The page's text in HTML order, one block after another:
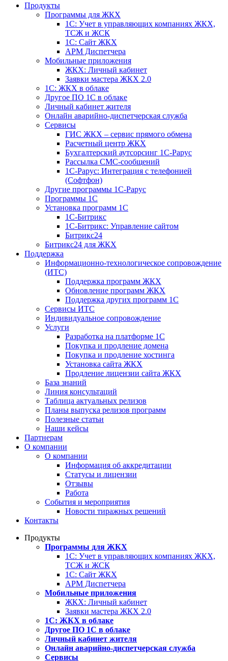
Продукты
Программы для ЖКХ
1С: Учет в управляющих компаниях ЖКХ,
ТСЖ и ЖСК
1С: Сайт ЖКХ
АРМ Диспетчера
Мобильные приложения
ЖКХ: Личный кабинет
Заявки мастера ЖКХ 2.0
1С: ЖКХ в облаке
Другое ПО 1С в облаке
Личный кабинет жителя
Онлайн аварийно-диспетчерская служба
Сервисы
ГИС ЖКХ – сервис прямого обмена
Расчетный центр ЖКХ
Бухгалтерский аутсорсинг 1С-Рарус
Рассылка СМС-сообщений
1С-Рарус: Интеграция с телефонией
(Софтфон)
Другие программы 1С-Рарус
Программы 1С
Установка программ 1С
1С-Битрикс
1С-Битрикс: Управление сайтом
Битрикс24
Битрикс24 для ЖКХ
Поддержка
Информационно-технологическое сопровождение
(ИТС)
Поддержка программ ЖКХ
Обновление программ ЖКХ
Поддержка других программ 1С
Сервисы ИТС
Индивидуальное сопровождение
Услуги
Разработка на платформе 1С
Покупка и продление домена
Покупка и продление хостинга
Установка сайта ЖКХ
Продление лицензии сайта ЖКХ
База знаний
Линия консультаций
Таблица актуальных релизов
Планы выпуска релизов программ
Полезные статьи
Наши кейсы
Партнерам
О компании
О компании
Информация об аккредитации
Статусы и лицензии
Отзывы
Работа
События и мероприятия
Новости тиражных решений
Контакты
Продукты
Программы для ЖКХ
1С: Учет в управляющих компаниях ЖКХ,
ТСЖ и ЖСК
1С: Сайт ЖКХ
АРМ Диспетчера
Мобильные приложения
ЖКХ: Личный кабинет
Заявки мастера ЖКХ 2.0
1С: ЖКХ в облаке
Другое ПО 1С в облаке
Личный кабинет жителя
Онлайн аварийно-диспетчерская служба
Сервисы